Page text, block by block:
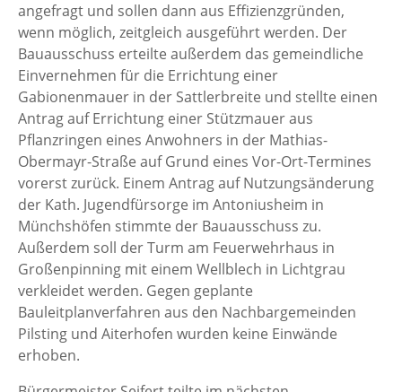
angefragt und sollen dann aus Effizienzgründen,
wenn möglich, zeitgleich ausgeführt werden. Der
Bauausschuss erteilte außerdem das gemeindliche
Einvernehmen für die Errichtung einer
Gabionenmauer in der Sattlerbreite und stellte einen
Antrag auf Errichtung einer Stützmauer aus
Pflanzringen eines Anwohners in der Mathias-
Obermayr-Straße auf Grund eines Vor-Ort-Termines
vorerst zurück. Einem Antrag auf Nutzungsänderung
der Kath. Jugendfürsorge im Antoniusheim in
Münchshöfen stimmte der Bauausschuss zu.
Außerdem soll der Turm am Feuerwehrhaus in
Großenpinning mit einem Wellblech in Lichtgrau
verkleidet werden. Gegen geplante
Bauleitplanverfahren aus den Nachbargemeinden
Pilsting und Aiterhofen wurden keine Einwände
erhoben.